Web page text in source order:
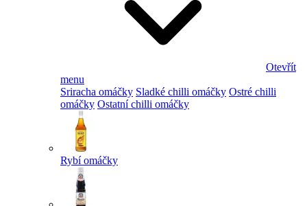
Otevřít
menu
Sriracha omáčky Sladké chilli omáčky Ostré chilli
omáčky Ostatní chilli omáčky
Rybí omáčky